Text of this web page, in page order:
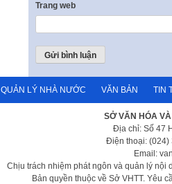
Trang web
QUẢN LÝ NHÀ NƯỚC VĂN BẢN TIN
SỞ VĂN HÓA
Địa chỉ: Số 47
Điện thoại: (024)
Email:
Chịu trách nhiệm phát ngôn và quản lý nội
Bản quyền thuộc về Sở VHTT. Yêu